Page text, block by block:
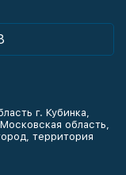
г. Кубинка,
область,
территория